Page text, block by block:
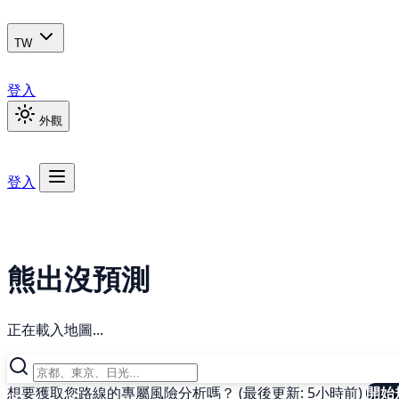
TW
登入
外觀
登入
熊出沒預測
正在載入地圖...
想要獲取您路線的專屬風險分析嗎？ (最後更新: 5小時前)開始